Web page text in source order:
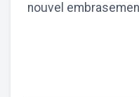
nouvel